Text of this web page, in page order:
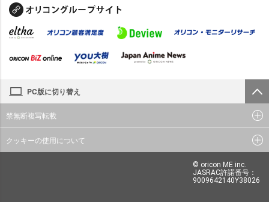
PC版に切り替え
禁無断複写転載
クッキーの使用について
© oricon ME inc.
JASRAC許諾番号：
9009642140Y38026